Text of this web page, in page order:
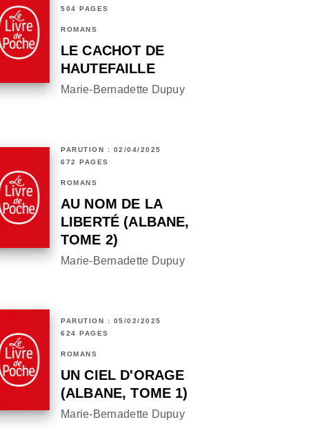
504 PAGES
ROMANS
LE CACHOT DE
HAUTEFAILLE
Marie-Bernadette Dupuy
PARUTION : 02/04/2025
672 PAGES
ROMANS
AU NOM DE LA
LIBERTÉ (ALBANE,
TOME 2)
Marie-Bernadette Dupuy
PARUTION : 05/02/2025
624 PAGES
ROMANS
UN CIEL D'ORAGE
(ALBANE, TOME 1)
Marie-Bernadette Dupuy